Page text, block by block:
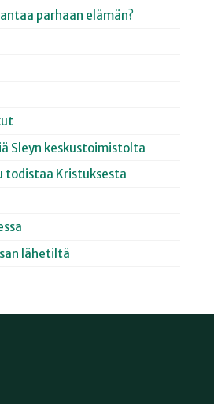
parhaan elämän?
Sleyn keskustoimistolta
todistaa Kristuksesta
lähetiltä